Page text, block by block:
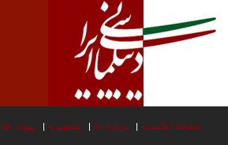
صفحه نخست درباره ما عضویت پیوند ها